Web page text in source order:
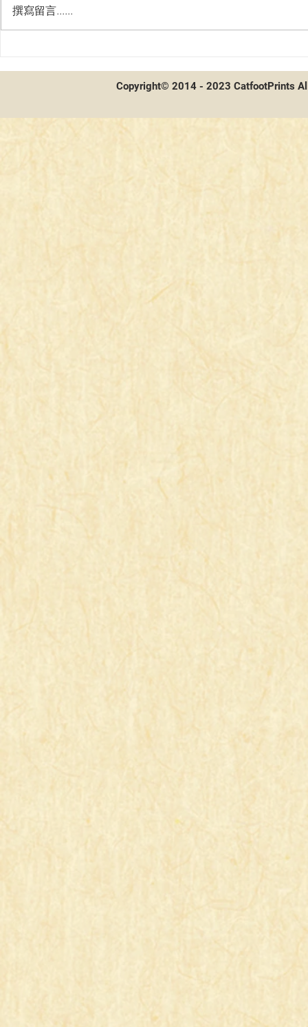
間諜家家酒開箱及配率
撰寫留言......
Copyright© 2014 - 2023 CatfootPrints